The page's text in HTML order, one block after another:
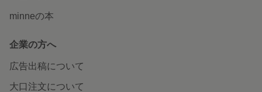
minneの本
企業の方へ
広告出稿について
大口注文について